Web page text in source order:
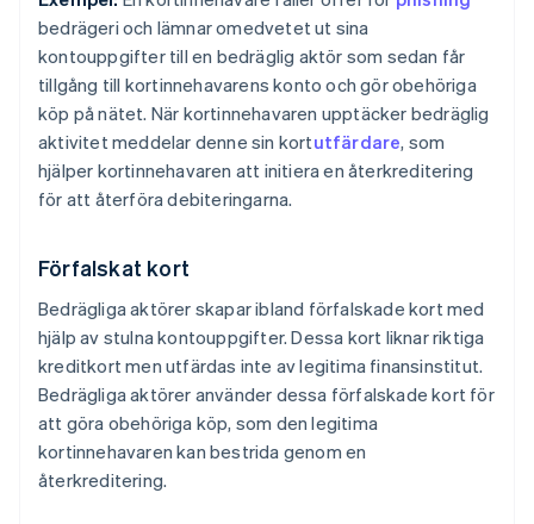
bedrägeri och lämnar omedvetet ut sina
kontouppgifter till en bedräglig aktör som sedan får
tillgång till kortinnehavarens konto och gör obehöriga
köp på nätet. När kortinnehavaren upptäcker bedräglig
aktivitet meddelar denne sin kortutfärdare, som
hjälper kortinnehavaren att initiera en återkreditering
för att återföra debiteringarna.
Förfalskat kort
Bedrägliga aktörer skapar ibland förfalskade kort med
hjälp av stulna kontouppgifter. Dessa kort liknar riktiga
kreditkort men utfärdas inte av legitima finansinstitut.
Bedrägliga aktörer använder dessa förfalskade kort för
att göra obehöriga köp, som den legitima
kortinnehavaren kan bestrida genom en
återkreditering.